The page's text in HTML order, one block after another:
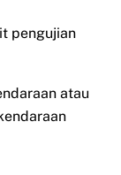
pengujian
atau